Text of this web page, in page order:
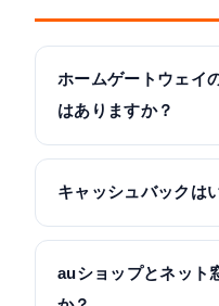
ホームゲートウェイ
はありますか？
2026年6月時点では、
ペーンはありません。
ョンの一部タイプで
円での対応になる場合
キャッシュバックは
窓口によって大きく異
後の早いタイミング
auショップとネット